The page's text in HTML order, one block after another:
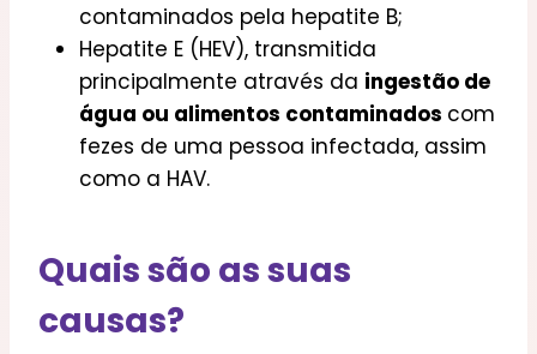
contaminados pela hepatite B;
Hepatite E (HEV), transmitida
principalmente através da ingestão de
água ou alimentos contaminados com
fezes de uma pessoa infectada, assim
como a HAV.
Quais são as suas
causas?